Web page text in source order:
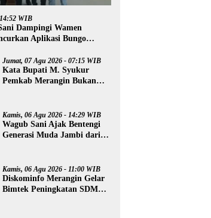
WIB
Dampingi Wamen
Aplikasi Bungo
Jumat, 07 Agu 2026 - 07:15 WIB
Kata Bupati M. Syukur
Pemkab Merangin Bukan
Kamis, 06 Agu 2026 - 14:29 WIB
Wagub Sani Ajak Bentengi
Generasi Muda Jambi dari
Kamis, 06 Agu 2026 - 11:00 WIB
Diskominfo Merangin Gelar
Bimtek Peningkatan SDM